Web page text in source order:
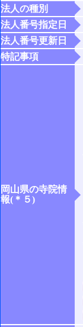
法人の種別
法人番号指定日
法人番号更新日
特記事項
岡山県の寺院情
報(＊５)